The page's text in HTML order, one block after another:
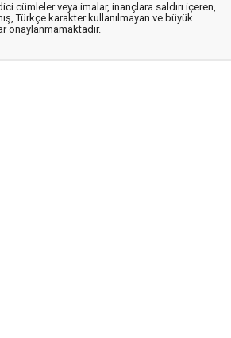
cümleler veya imalar, inançlara saldırı içeren,
Türkçe karakter kullanılmayan ve büyük
onaylanmamaktadır.